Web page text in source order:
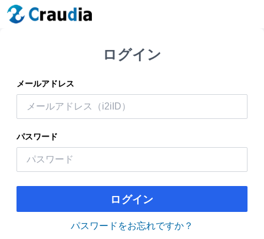
ログイン
メールアドレス
パスワード
ログイン
パスワードをお忘れですか？